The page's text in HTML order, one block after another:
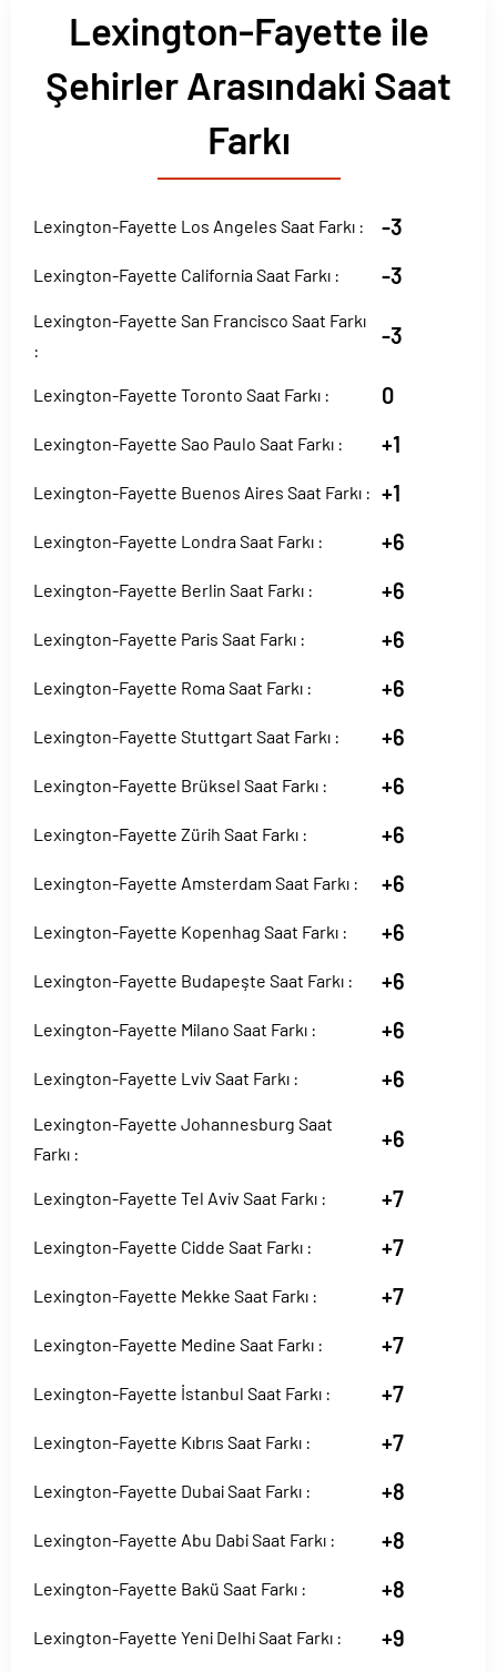
Lexington-Fayette ile
Şehirler Arasındaki Saat
Farkı
Lexington-Fayette Los Angeles Saat Farkı : -3
Lexington-Fayette California Saat Farkı : -3
Lexington-Fayette San Francisco Saat Farkı
:
-3
Lexington-Fayette Toronto Saat Farkı : 0
Lexington-Fayette Sao Paulo Saat Farkı : +1
Lexington-Fayette Buenos Aires Saat Farkı : +1
Lexington-Fayette Londra Saat Farkı : +6
Lexington-Fayette Berlin Saat Farkı : +6
Lexington-Fayette Paris Saat Farkı : +6
Lexington-Fayette Roma Saat Farkı : +6
Lexington-Fayette Stuttgart Saat Farkı : +6
Lexington-Fayette Brüksel Saat Farkı : +6
Lexington-Fayette Zürih Saat Farkı : +6
Lexington-Fayette Amsterdam Saat Farkı : +6
Lexington-Fayette Kopenhag Saat Farkı : +6
Lexington-Fayette Budapeşte Saat Farkı : +6
Lexington-Fayette Milano Saat Farkı : +6
Lexington-Fayette Lviv Saat Farkı : +6
Lexington-Fayette Johannesburg Saat
Farkı :
+6
Lexington-Fayette Tel Aviv Saat Farkı : +7
Lexington-Fayette Cidde Saat Farkı : +7
Lexington-Fayette Mekke Saat Farkı : +7
Lexington-Fayette Medine Saat Farkı : +7
Lexington-Fayette İstanbul Saat Farkı : +7
Lexington-Fayette Kıbrıs Saat Farkı : +7
Lexington-Fayette Dubai Saat Farkı : +8
Lexington-Fayette Abu Dabi Saat Farkı : +8
Lexington-Fayette Bakü Saat Farkı : +8
Lexington-Fayette Yeni Delhi Saat Farkı : +9